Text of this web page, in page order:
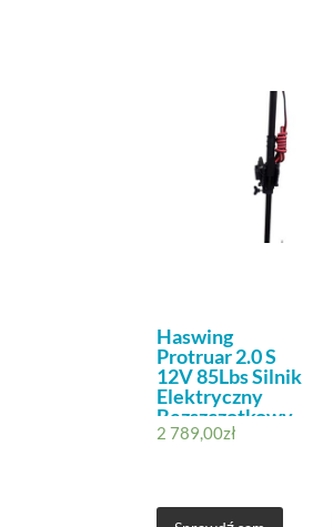
Haswing
Protruar 2.0 S
12V 85Lbs Silnik
Elektryczny
Bezszczotkowy
2 789,00zł